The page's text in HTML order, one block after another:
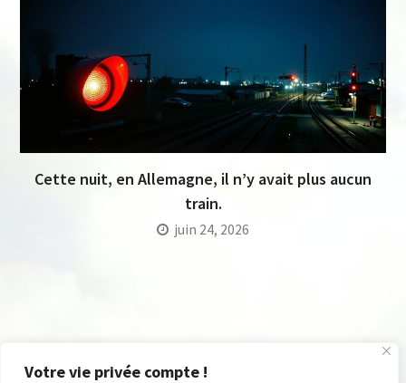
Votre vie privée compte !
Cette nuit, en Allemagne, il n’y avait plus aucun
train.
juin 24, 2026